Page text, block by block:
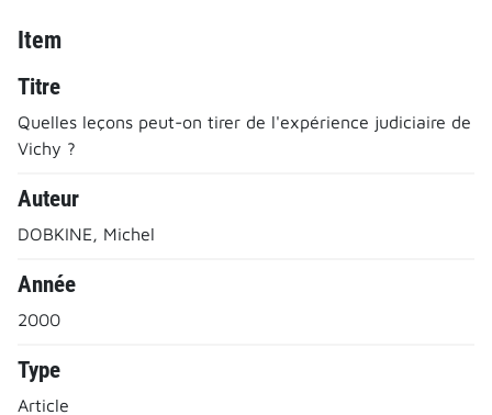
Item
Titre
Quelles leçons peut-on tirer de l'expérience judiciaire de
Vichy ?
Auteur
DOBKINE, Michel
Année
2000
Type
Article